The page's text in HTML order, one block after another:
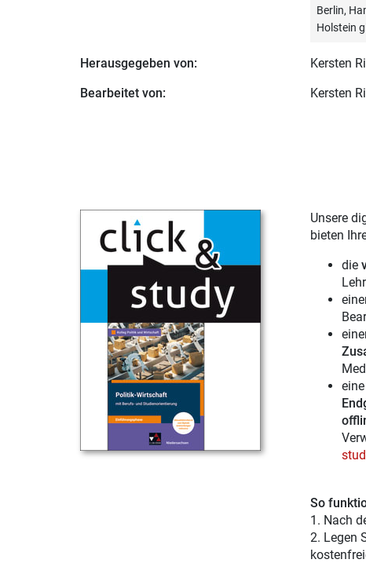
Berlin,
Holstein
Herausgegeben von: Kersten
Bearbeitet von:
Kersten
Unsere
bieten
die
eine
So
1. Nach
2. Legen